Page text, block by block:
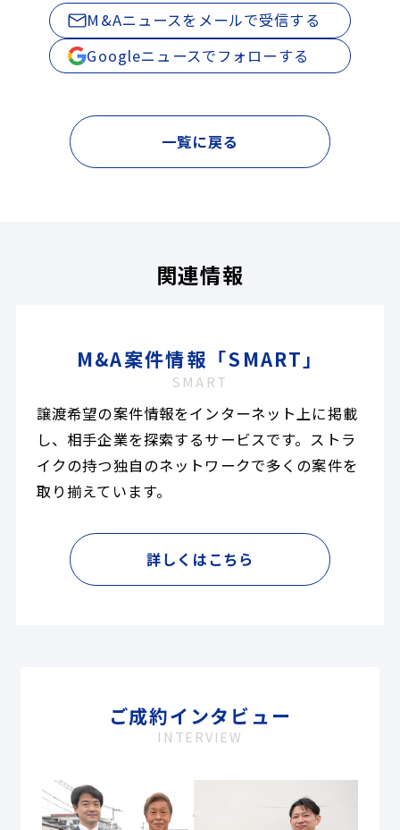
M&Aニュースをメールで受信する
Googleニュースでフォローする
一覧に戻る
関連情報
M&A案件情報「SMART」
SMART
譲渡希望の案件情報をインターネット上に掲載
し、相手企業を探索するサービスです。ストラ
イクの持つ独自のネットワークで多くの案件を
取り揃えています。
詳しくはこちら
ご成約インタビュー
INTERVIEW